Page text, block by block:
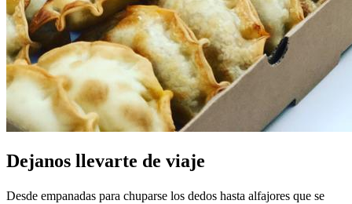
Dejanos llevarte de viaje
Desde empanadas para chuparse los dedos hasta alfajores que se